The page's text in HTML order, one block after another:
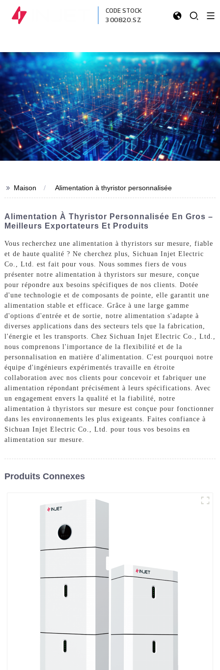
CODE STOCK
300820.SZ
>> Maison Alimentation à thyristor personnalisée
Alimentation À Thyristor Personnalisée En Gros –
Meilleurs Exportateurs Et Produits
Vous recherchez une alimentation à thyristors sur mesure, fiable
et de haute qualité ? Ne cherchez plus, Sichuan Injet Electric
Co., Ltd. est fait pour vous. Nous sommes fiers de vous
présenter notre alimentation à thyristors sur mesure, conçue
pour répondre aux besoins spécifiques de nos clients. Dotée
d'une technologie et de composants de pointe, elle garantit une
alimentation stable et efficace. Grâce à une large gamme
d'options d'entrée et de sortie, notre alimentation s'adapte à
diverses applications dans des secteurs tels que la fabrication,
l'énergie et les transports. Chez Sichuan Injet Electric Co., Ltd.,
nous comprenons l'importance de la flexibilité et de la
personnalisation en matière d'alimentation. C'est pourquoi notre
équipe d'ingénieurs expérimentés travaille en étroite
collaboration avec nos clients pour concevoir et fabriquer une
alimentation répondant précisément à leurs spécifications. Avec
un engagement envers la qualité et la fiabilité, notre
alimentation à thyristors sur mesure est conçue pour fonctionner
dans les environnements les plus exigeants. Faites confiance à
Sichuan Injet Electric Co., Ltd. pour tous vos besoins en
alimentation sur mesure.
Produits Connexes